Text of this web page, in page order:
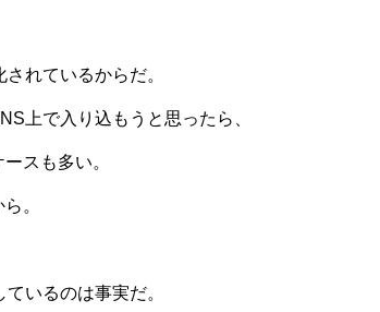
れているからだ。
上で入り込もうと思ったら、
スも多い。
。
いるのは事実だ。